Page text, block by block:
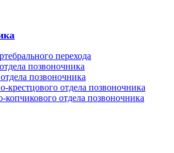
перехода
позвоночника
позвоночника
отдела позвоночника
копчикового отдела позвоночника